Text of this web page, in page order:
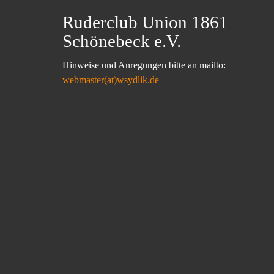
Ruderclub Union 1861
Schönebeck e.V.
Hinweise und Anregungen bitte an mailto:
webmaster(at)wsydlik.de